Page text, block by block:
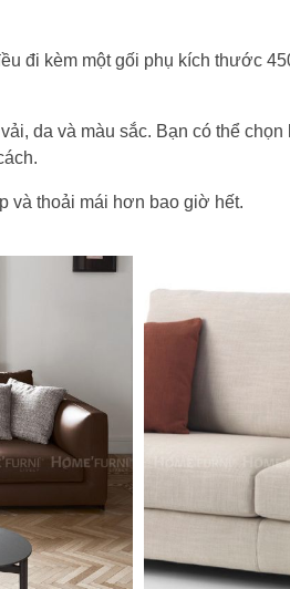
đi kèm một gối phụ kích thước
da và màu sắc. Bạn có thể
và thoải mái hơn bao giờ hết.